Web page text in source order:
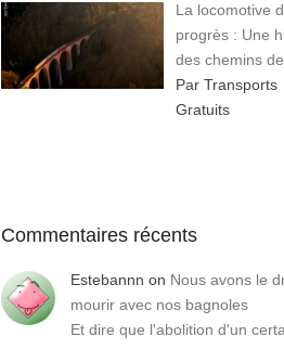
La locomotive
progrès : Une
des chemins
Par Transports
Gratuits
Commentaires récents
Estebannn on Nous avons le
mourir avec nos bagnoles
Et dire que l'abolition d'un